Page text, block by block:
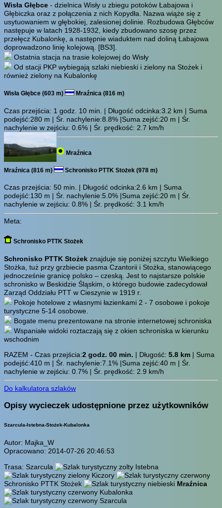
Wisła Głębce - dzielnica Wisły u zbiegu potoków Łabajowa i
Głębiczka oraz z połączenia z nich Kopydła. Nazwa wiąże się z
usytuowaniem w głębokiej, zalesionej dolinie. Rozbudowa Głębców
następuje w latach 1928-1932, kiedy zbudowano szosę przez
przełęcz Kubalonkę, a następnie wiaduktem nad doliną Łabajowa
doprowadzono linię kolejową. [BS3]
Ostatnia stacja na trasie kolejowej do Wisły
Od stacji PKP wybiegają szlaki niebieski i zielony na Stożek i
również zielony na Kubalonkę
Wisła Głębce (603 m) Mraźnica (816 m)
Czas przejścia: 1 godz. 10 min. | Długość odcinka:3.2 km | Suma
podejść:280 m | Śr. nachylenie:8.8% |Suma zejść:20 m | Śr.
nachylenie w zejściu: 0.6% | Śr. prędkość: 2.7 km/h
Mraźnica
Mraźnica (816 m) Schronisko PTTK Stożek (978 m)
Czas przejścia: 50 min. | Długość odcinka:2.6 km | Suma
podejść:130 m | Śr. nachylenie:5.0% |Suma zejść:20 m | Śr.
nachylenie w zejściu: 0.8% | Śr. prędkość: 3.1 km/h
Meta:
Schronisko PTTK Stożek
Schronisko PTTK Stożek znajduje się poniżej szczytu Wielkiego
Stożka, tuż przy grzbiecie pasma Czantorii i Stożka, stanowiącego
jednocześnie granicę polsko – czeską. Jest to najstarsze polskie
schronisko w Beskidzie Śląskim, o którego budowie zadecydował
Zarząd Oddziału PTT w Cieszynie w 1919 r.
Pokoje hotelowe z własnymi łazienkami 2 - 7 osobowe i pokoje
turystyczne 5-14 osobowe.
Bogate menu prezentowane na stronie internetowej schroniska
Wspaniałe widoki roztaczają się z okien schroniska w kierunku
wschodnim
RAZEM - Czas przejścia:2 godz. 00 min. | Długość: 5.8 km | Suma
podejść:410 m | Śr. nachylenie:7.1% |Suma zejść:40 m | Śr.
nachylenie w zejściu: 0.7% | Śr. prędkość: 2.9 km/h
Do kalkulatora szlaków
Opisy wycieczek udostępnione przez użytkowników
Szarcula-Istebna-Stożek-Kubalonka
Autor: Majka_W
Opracowano: 2014-07-26 20:46:53
Trasa: Szarcula
Istebna
Kiczory
Schronisko PTTK Stożek
Mraźnica
Kubalonka
Szarcula